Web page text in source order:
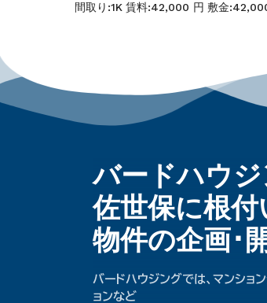
間取り:1K 賃料:42,000 円 敷金:
バードハウ
佐世保に根付
物件の企画･
バードハウジングでは、マンショ
ョンなど